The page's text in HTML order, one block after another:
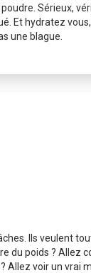
Sérieux,
Et hydratez
une blague.
Ils veulent
du poids ? Allez
Allez voir un vrai